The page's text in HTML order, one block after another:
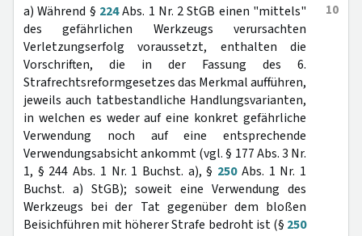
10
a) Während § 224Abs. 1 Nr. 2 StGB einen "mittels"
des gefährlichen Werkzeugs verursachten
Verletzungserfolg voraussetzt, enthalten die
Vorschriften, die in der Fassung des 6.
Strafrechtsreformgesetzes das Merkmal aufführen,
jeweils auch tatbestandliche Handlungsvarianten,
in welchen es weder auf eine konkret gefährliche
Verwendung noch auf eine entsprechende
Verwendungsabsicht ankommt (vgl. § 177 Abs. 3 Nr.
1, § 244 Abs. 1 Nr. 1 Buchst. a), § 250Abs. 1 Nr. 1
Buchst. a) StGB); soweit eine Verwendung des
Werkzeugs bei der Tat gegenüber dem bloßen
Beisichführen mit höherer Strafe bedroht ist (§ 250